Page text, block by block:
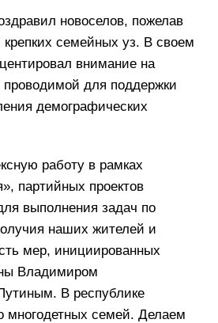
новоселов, пожелав
семейных уз. В своем
внимание на
для поддержки
демографических
работу в рамках
партийных проектов
выполнения задач по
наших жителей и
мер, инициированных
Владимиром
В республике
многодетных семей. Делаем